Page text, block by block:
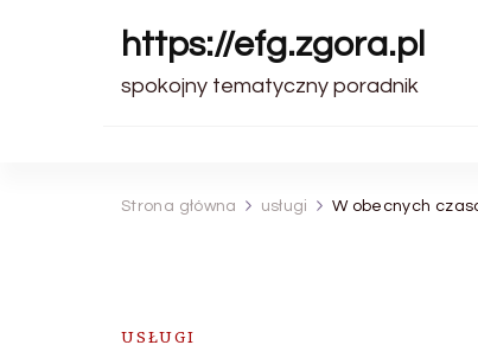
https://efg.zgora.pl
spokojny tematyczny poradnik
Strona główna usługi W obecnych
USŁUGI